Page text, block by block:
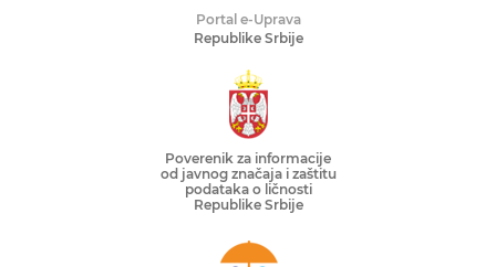
Portal e-Uprava
Republike Srbije
Poverenik za informacije
od javnog značaja i zaštitu
podataka o ličnosti
Republike Srbije